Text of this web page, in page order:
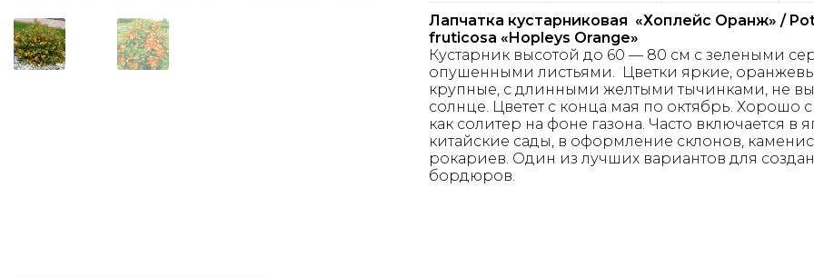
Лапчатка кустарниковая «Хоплейс Оранж» /
fruticosa «Hopleys Orange»
Кустарник высотой до 60 — 80 см с зелеными
опушенными листьями. Цветки яркие,
крупные, с длинными желтыми тычинками, не
солнце. Цветет с конца мая по октябрь. Хорошо
как солитер на фоне газона. Часто включается в
китайские сады, в оформление склонов,
рокариев. Один из лучших вариантов для
бордюров.